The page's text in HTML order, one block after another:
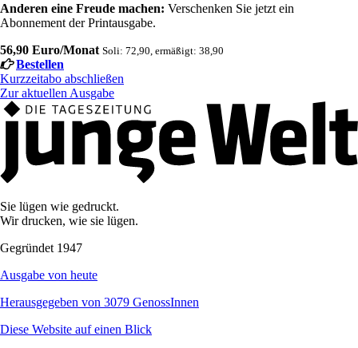
Anderen eine Freude machen: Verschenken Sie jetzt ein
Abonnement der Printausgabe.
56,90 Euro/Monat Soli: 72,90, ermäßigt: 38,90
Bestellen
Kurzzeitabo abschließen
Zur aktuellen Ausgabe
Sie lügen wie gedruckt.
Wir drucken, wie sie lügen.
Gegründet 1947
Ausgabe von heute
Herausgegeben von 3079 GenossInnen
Diese Website auf einen Blick